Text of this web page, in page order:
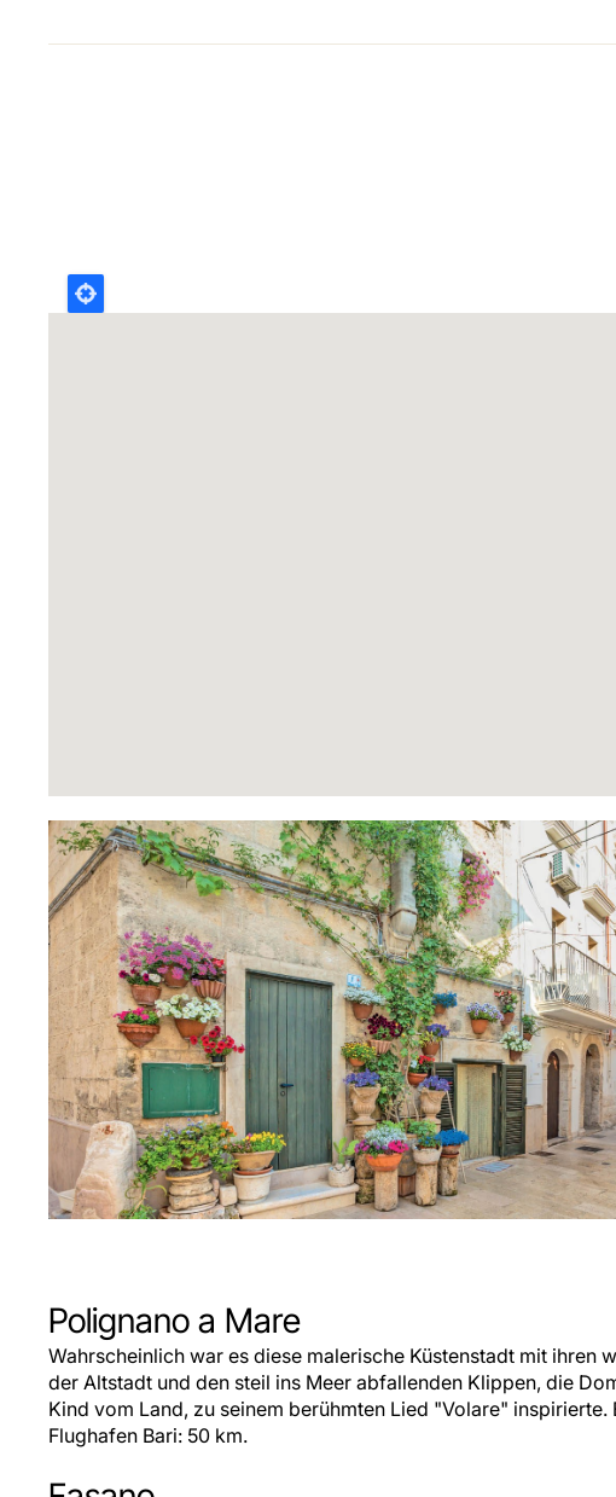
Polignano a Mare
Wahrscheinlich war es diese malerische Küstenstadt mit ihren
der Altstadt und den steil ins Meer abfallenden Klippen, die
Kind vom Land, zu seinem berühmten Lied "Volare" inspirierte.
Flughafen Bari: 50 km.